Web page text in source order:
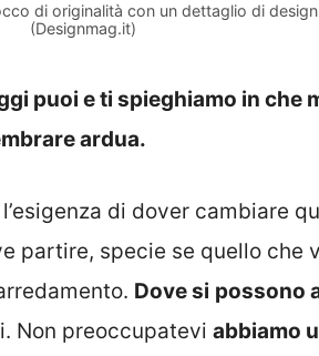
di originalità con un dettaglio di
(Designmag.it)
puoi e ti spieghiamo in che
ardua.
di dover cambiare
partire, specie se quello che
Dove si possono
Non preoccupatevi abbiamo